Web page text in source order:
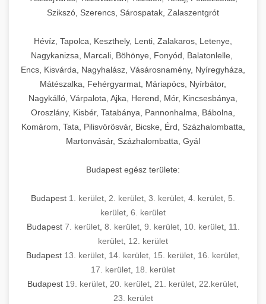
Szikszó, Szerencs, Sárospatak, Zalaszentgrót
Hévíz, Tapolca, Keszthely, Lenti, Zalakaros, Letenye,
Nagykanizsa, Marcali, Böhönye, Fonyód, Balatonlelle,
Encs, Kisvárda, Nagyhalász, Vásárosnamény, Nyíregyháza,
Mátészalka, Fehérgyarmat, Máriapócs, Nyírbátor,
Nagykálló, Várpalota, Ajka, Herend, Mór, Kincsesbánya,
Oroszlány, Kisbér, Tatabánya, Pannonhalma, Bábolna,
Komárom, Tata, Pilisvörösvár, Bicske, Érd, Százhalombatta,
Martonvásár, Százhalombatta, Gyál
Budapest egész területe:
Budapest 1. kerület 2. kerület 3. kerület 4. kerület 5.
kerület 6. kerület
Budapest 7. kerület, 8. kerület, 9. kerület, 10. kerület, 11.
kerület 12. kerület
Budapest 13. kerület 14. kerület 15. kerület 16. kerület
17. kerület 18. kerület
Budapest 19. kerület 20. kerület 21. kerület 22.kerület
23. kerület